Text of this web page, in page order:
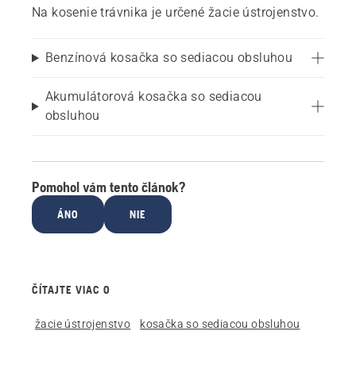
Na kosenie trávnika je určené žacie ústrojenstvo.
Benzínová kosačka so sediacou obsluhou
Akumulátorová kosačka so sediacou
obsluhou
Pomohol vám tento článok?
ÁNO NIE
ČÍTAJTE VIAC O
žacie ústrojenstvo kosačka so sediacou obsluhou